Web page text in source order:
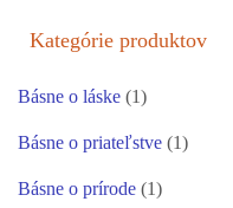
Kategórie produktov
Básne o láske (1)
Básne o priateľstve (1)
Básne o prírode (1)